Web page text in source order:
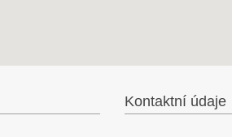
Kontaktní údaje